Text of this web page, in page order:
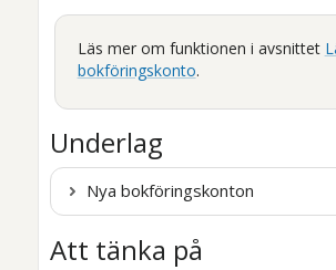
Läs mer om funktionen i avsnittet
bokföringskonto.
Underlag
Nya bokföringskonton
Att tänka på